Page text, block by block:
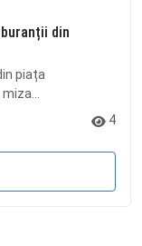
din
piața
4